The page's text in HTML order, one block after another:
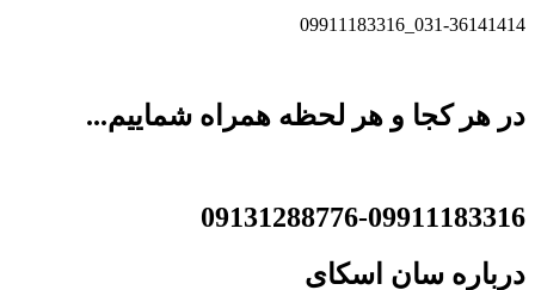
031-36141414_09911183316
در هر کجا و هر لحظه همراه شماییم...
09131288776-09911183316
درباره سان اسکای